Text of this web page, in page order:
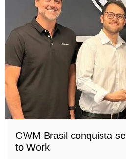
GWM Brasil conquista
to Work